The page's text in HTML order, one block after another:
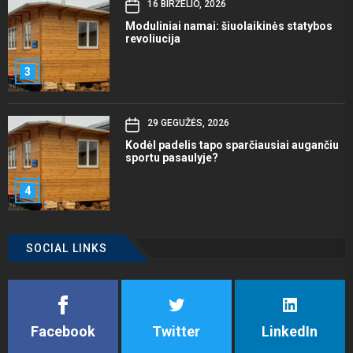
3
16 BIRŽELIO, 2026
Moduliniai namai: šiuolaikinės statybos
revoliucija
4
29 GEGUŽĖS, 2026
Kodėl padelis tapo sparčiausiai augančiu
sportu pasaulyje?
SOCIAL LINKS
Facebook Twitter LinkedIn